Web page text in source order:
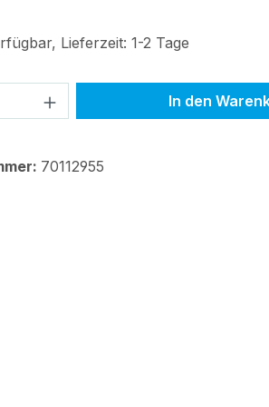
Lieferzeit: 1-2 Tage
Anzahl: Gib denIn den
70112955